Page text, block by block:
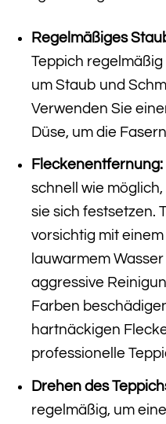
Regelmäßiges
Teppich
um Staub und
Verwenden Sie
Düse, um die
Fleckenentfernung:
schnell wie
sie sich festsetzen.
vorsichtig mit
lauwarmem
aggressive
Farben
hartnäckigen
professionelle
Drehen des
regelmäßig, um